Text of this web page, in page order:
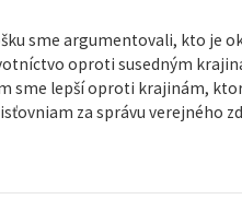
sme argumentovali, kto je
oproti susedným
sme lepší oproti krajinám,
za správu verejného